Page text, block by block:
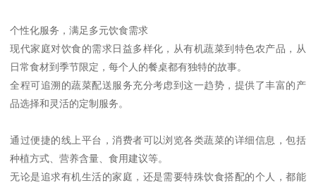
个性化服务，满足多元饮食需求
现代家庭对饮食的需求日益多样化，从有机蔬菜到特色农产品，从
日常食材到季节限定，每个人的餐桌都有独特的故事。
全程可追溯的蔬菜配送服务充分考虑到这一趋势，提供了丰富的产
品选择和灵活的定制服务。
通过便捷的线上平台，消费者可以浏览各类蔬菜的详细信息，包括
种植方式、营养含量、食用建议等。
无论是追求有机生活的家庭，还是需要特殊饮食搭配的个人，都能